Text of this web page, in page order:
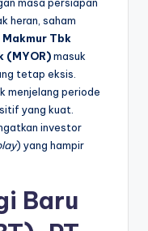
masa persiapan
heran, saham
Makmur Tbk
(MYOR)masuk
tetap eksis.
menjelang periode
yang kuat.
investor
) yang hampir
Baru